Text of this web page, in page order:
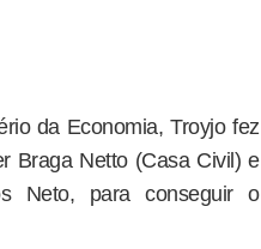
da Economia, Troyjo fez
Braga Netto (Casa Civil) e
Neto, para conseguir o